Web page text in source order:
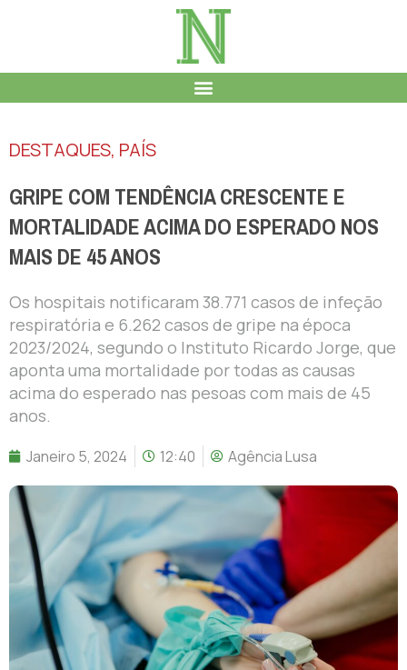
DESTAQUES, PAÍS
GRIPE COM TENDÊNCIA CRESCENTE E
MORTALIDADE ACIMA DO ESPERADO NOS
MAIS DE 45 ANOS
Os hospitais notificaram 38.771 casos de infeção
respiratória e 6.262 casos de gripe na época
2023/2024, segundo o Instituto Ricardo Jorge, que
aponta uma mortalidade por todas as causas
acima do esperado nas pesoas com mais de 45
anos.
Janeiro 5, 2024 12:40 Agência Lusa